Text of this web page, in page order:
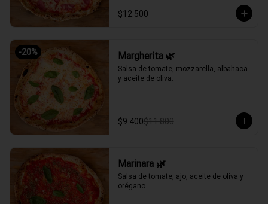
$12.500
-20% Margherita 🌿
Salsa de tomate, mozzarella, albahaca
y aceite de oliva.
$9.400$11.800
Marinara 🌿
Salsa de tomate, ajo, aceite de oliva y
orégano.